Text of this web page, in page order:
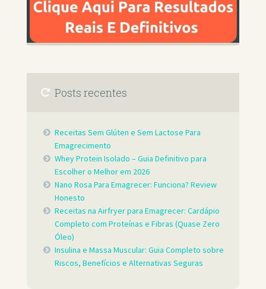
Posts recentes
Receitas Sem Glúten e Sem Lactose Para
Emagrecimento
Whey Protein Isolado – Guia Definitivo para
Escolher o Melhor em 2026
Nano Rosa Para Emagrecer: Funciona? Review
Honesto
Receitas na Airfryer para Emagrecer: Cardápio
Completo com Proteínas e Fibras (Quase Zero
Óleo)
Insulina e Massa Muscular: Guia Completo sobre
Riscos, Benefícios e Alternativas Seguras